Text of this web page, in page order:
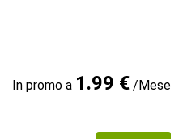
In promo a 1.99 €/Mese